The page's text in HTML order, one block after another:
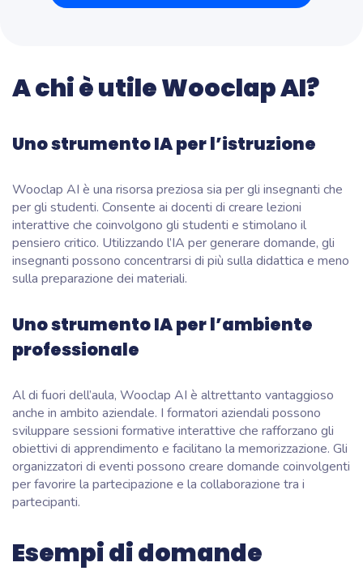
A chi è utile Wooclap AI?
Uno strumento IA per l’istruzione
Wooclap AI è una risorsa preziosa sia per gli insegnanti che
per gli studenti. Consente ai docenti di creare lezioni
interattive che coinvolgono gli studenti e stimolano il
pensiero critico. Utilizzando l’IA per generare domande, gli
insegnanti possono concentrarsi di più sulla didattica e meno
sulla preparazione dei materiali.
Uno strumento IA per l’ambiente
professionale
Al di fuori dell’aula, Wooclap AI è altrettanto vantaggioso
anche in ambito aziendale. I formatori aziendali possono
sviluppare sessioni formative interattive che rafforzano gli
obiettivi di apprendimento e facilitano la memorizzazione. Gli
organizzatori di eventi possono creare domande coinvolgenti
per favorire la partecipazione e la collaborazione tra i
partecipanti.
Esempi di domande